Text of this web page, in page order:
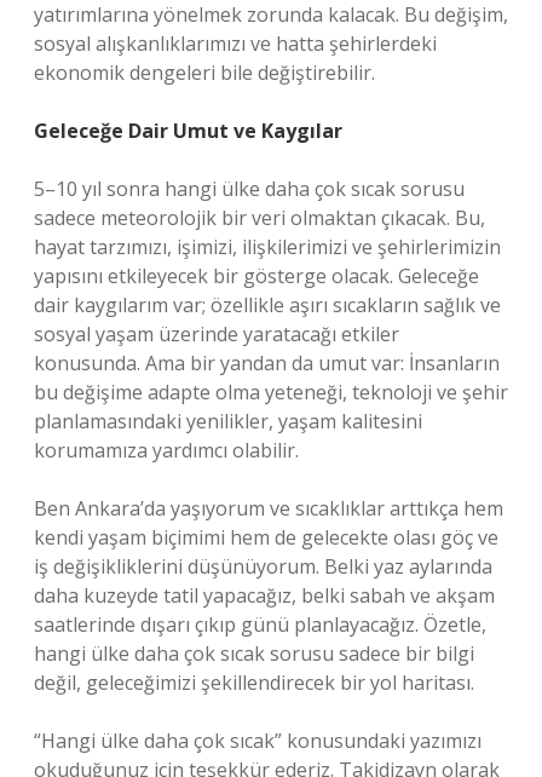
yatırımlarına yönelmek zorunda kalacak. Bu değişim,
sosyal alışkanlıklarımızı ve hatta şehirlerdeki
ekonomik dengeleri bile değiştirebilir.
Geleceğe Dair Umut ve Kaygılar
5–10 yıl sonra hangi ülke daha çok sıcak sorusu
sadece meteorolojik bir veri olmaktan çıkacak. Bu,
hayat tarzımızı, işimizi, ilişkilerimizi ve şehirlerimizin
yapısını etkileyecek bir gösterge olacak. Geleceğe
dair kaygılarım var; özellikle aşırı sıcakların sağlık ve
sosyal yaşam üzerinde yaratacağı etkiler
konusunda. Ama bir yandan da umut var: İnsanların
bu değişime adapte olma yeteneği, teknoloji ve şehir
planlamasındaki yenilikler, yaşam kalitesini
korumamıza yardımcı olabilir.
Ben Ankara’da yaşıyorum ve sıcaklıklar arttıkça hem
kendi yaşam biçimimi hem de gelecekte olası göç ve
iş değişikliklerini düşünüyorum. Belki yaz aylarında
daha kuzeyde tatil yapacağız, belki sabah ve akşam
saatlerinde dışarı çıkıp günü planlayacağız. Özetle,
hangi ülke daha çok sıcak sorusu sadece bir bilgi
değil, geleceğimizi şekillendirecek bir yol haritası.
“Hangi ülke daha çok sıcak” konusundaki yazımızı
okuduğunuz için teşekkür ederiz. Takidizayn olarak